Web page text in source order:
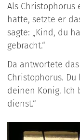
Als Christophorus
hatte, setzte er
sagte: „Kind, du
gebracht.“
Da antwortete
Christophorus.
deinen König.
dienst.“